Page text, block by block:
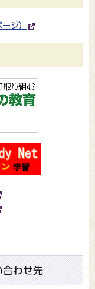
ジ）
合わせ先